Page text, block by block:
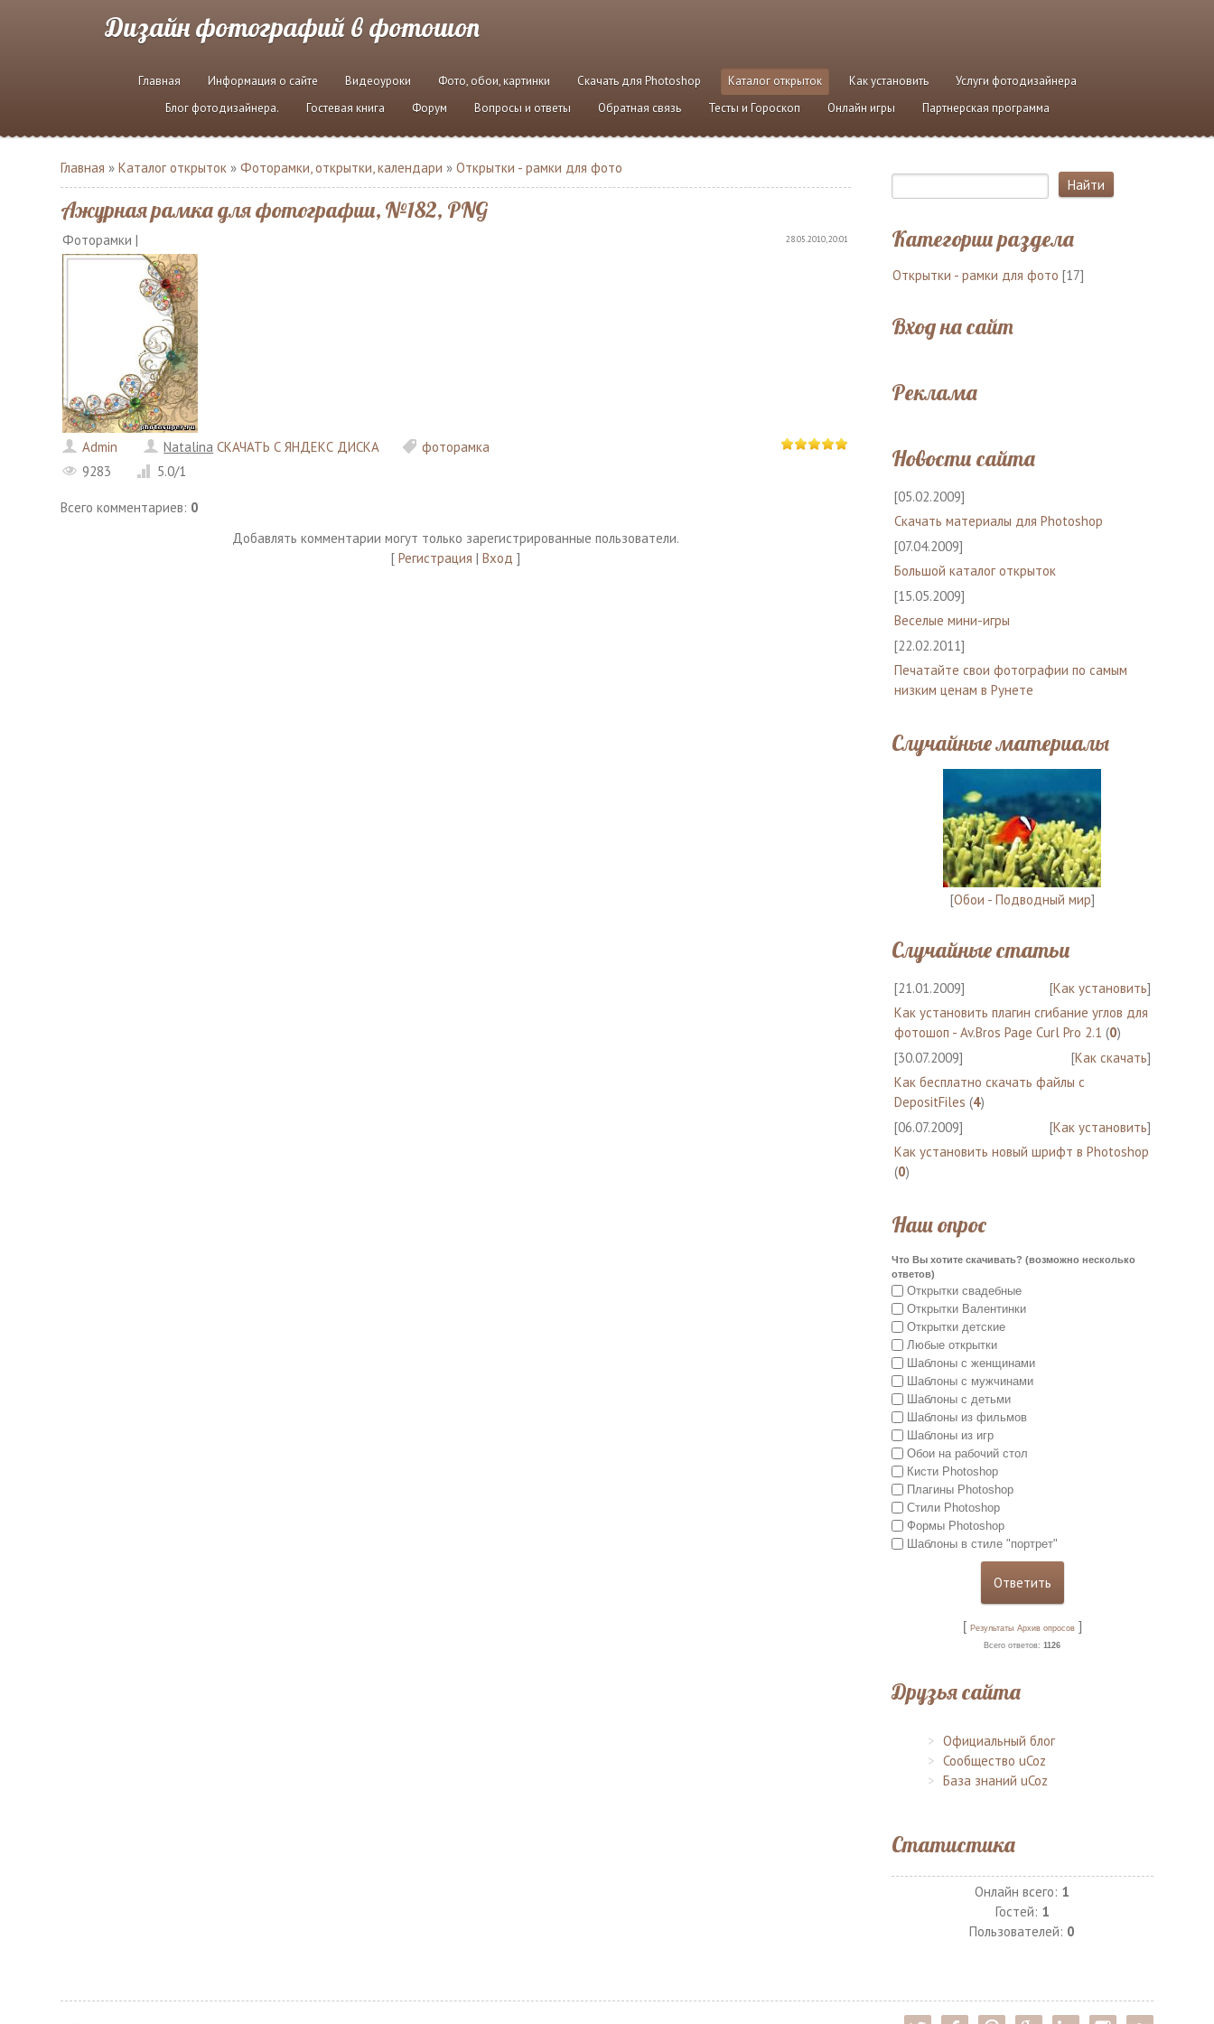
Дизайн фотографий в фотошоп
Главная Информация о сайте Видеоуроки Фото, обои, картинки Скачать для Photoshop Каталог открыток Как установить
Услуги фотодизайнера
Блог фотодизайнера.
Гостевая книга Форум Вопросы и ответы Обратная связь Тесты и Гороскоп Онлайн игры Партнерская программа
Главная »Каталог открыток »Фоторамки, открытки, календари »Открытки - рамки для фото
Ажурная рамка для фотографии, №182, PNG
Фоторамки | 28.05.2010, 20:01
Admin Natalina СКАЧАТЬ С ЯНДЕКС ДИСКА
фоторамка
9283
5.0/1
Всего комментариев: 0
Добавлять комментарии могут только зарегистрированные пользователи.
[ Регистрация | Вход ]
Категории раздела
Открытки - рамки для фото [17]
Вход на сайт
Реклама
Новости сайта
[05.02.2009]
Скачать материалы для Photoshop
[07.04.2009]
Большой каталог открыток
[15.05.2009]
Веселые мини-игры
[22.02.2011]
Печатайте свои фотографии по самым
низким ценам в Рунете
Случайные материалы
[Обои - Подводный мир]
Случайные статьи
[21.01.2009] [Как установить]
Как установить плагин сгибание углов для
фотошоп - Av.Bros Page Curl Pro 2.1 (0)
[30.07.2009]
[Как скачать]
Как бесплатно скачать файлы с
DepositFiles (4)
[06.07.2009]
[Как установить]
Как установить новый шрифт в Photoshop
(0)
Наш опрос
Что Вы хотите скачивать? (возможно несколько
ответов)
Открытки свадебные
Открытки Валентинки
Открытки детские
Любые открытки
Шаблоны с женщинами
Шаблоны с мужчинами
Шаблоны с детьми
Шаблоны из фильмов
Шаблоны из игр
Обои на рабочий стол
Кисти Photoshop
Плагины Photoshop
Стили Photoshop
Формы Photoshop
Шаблоны в стиле "портрет"
[ Результаты Архив опросов]
Всего ответов:1126
Друзья сайта
Официальный блог
Сообщество uCoz
База знаний uCoz
Статистика
Онлайн всего: 1
Гостей: 1
Пользователей: 0